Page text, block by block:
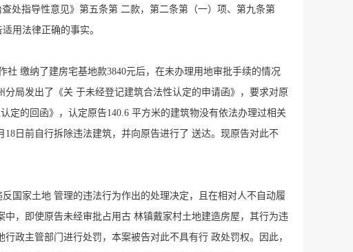
处指导性意见》第五条第 二款，第二条第（一）项、第九条第
用法律正确的事实。
缴纳了建房宅基地款3840元后，在未办理用地审批手续的情况
局发出了《关 于未经登记建筑合法性认定的申请函》，要求对原
定的回函》，认定原告140.6 平方米的建筑物没有依法办理过相关
日前自行拆除违法建筑，并向原告进行了 送达。现原告对此不
国家土地 管理的违法行为作出的处理决定，且在相对人不自动履
，即使原告未经审批占用古 林镇戴家村土地建造房屋，其行为违
政主管部门进行处罚，本案被告对此不具有行 政处罚权。因此，